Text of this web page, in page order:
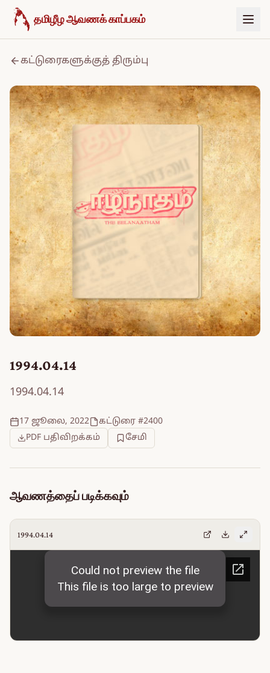
உள்ளடக்கத்திற்குச் செல்க
தமிழீழ ஆவணக் காப்பகம்
கட்டுரைகளுக்குத் திரும்பு
1994.04.14
1994.04.14
17 ஜூலை, 2022
கட்டுரை #2400
PDF பதிவிறக்கம்
சேமி
ஆவணத்தைப் படிக்கவும்
1994.04.14